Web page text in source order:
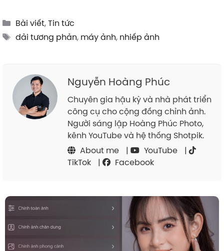
Categories
Bài viết,Tin tức
Tags
dải tương phản, máy ảnh, nhiếp ảnh
Nguyễn Hoàng Phúc
Chuyên gia hậu kỳ và nhà phát triển
công cụ cho cộng đồng chỉnh ảnh.
Người sáng lập Hoàng Phúc Photo,
kênh YouTube và hệ thống Shotpik.
About me
| YouTube
|
TikTok
| Facebook